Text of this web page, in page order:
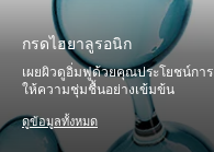
กรดไฮยาลูรอนิก
เผยผิวดูอิ่มฟูด้วยคุณประโยชน์การ
ให้ความชุ่มชื้นอย่างเข้มข้น
ดูข้อมูลทั้งหมด